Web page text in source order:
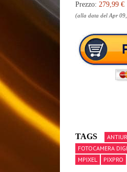
Prezzo: 279,99 €
(alla data del Apr
TAGS
FOTOCAMERA
MPIXEL
PIXPRO